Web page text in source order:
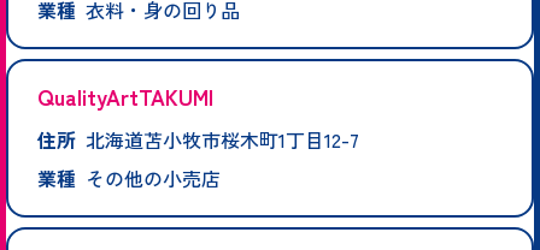
業種 衣料・身の回り品
QualityArtTAKUMI
住所 北海道苫小牧市桜木町1丁目12-7
業種 その他の小売店